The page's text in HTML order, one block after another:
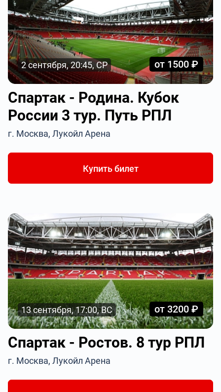
2 сентября, 20:45, СР от 1500 ₽
Спартак - Родина. Кубок
России 3 тур. Путь РПЛ
г. Москва, Лукойл Арена
Купить билет
13 сентября, 17:00, ВС от 3200 ₽
Спартак - Ростов. 8 тур РПЛ
г. Москва, Лукойл Арена